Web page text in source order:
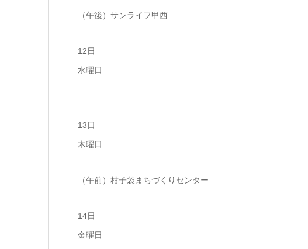
（午後）サンライフ甲西
12日
水曜日
13日
木曜日
（午前）柑子袋まちづくりセンター
14日
金曜日